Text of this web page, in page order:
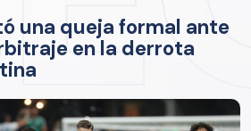
una queja formal ante
en la derrota